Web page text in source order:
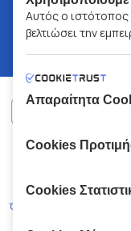
Όροι και Προϋποθέσεις
Αυτός ο ιστότοπος
βελτιώσει την
Απαραίτητα
Cookies
Cookies